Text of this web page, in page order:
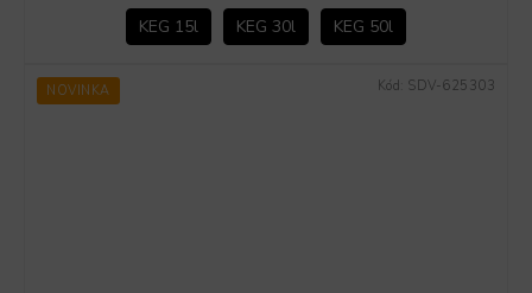
KEG 15l KEG 30l KEG 50l
NOVINKA Kód: SDV-625303